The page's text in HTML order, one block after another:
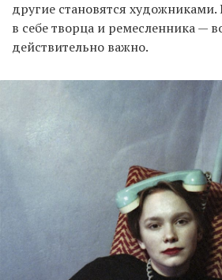
другие становятся
в себе творца и ремесленника —
действительно важно.